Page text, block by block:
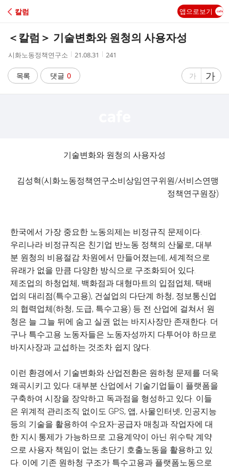
C
칼럼 앱으로보기
＜칼럼＞ 기술변화와 원청의 사용자성
작
자
시화노동정책연구소
작
시
간
21.08.31
조
241
목록 댓글 0
글
가
글
자
가
기술변화와 원청의 사용자성
김성혁(시화노동정책연구소비상임연구위원/서비스연맹
정책연구원장)
한국에서 가장 중요한 노동의제는 비정규직 문제이다.
우리나라 비정규직은 친기업 반노동 정책의 산물로, 대부
분 원청의 비용절감 차원에서 만들어졌는데, 세계적으로
유래가 없을 만큼 다양한 방식으로 구조화되어 있다.
제조업의 하청업체, 백화점과 대형마트의 입점업체, 택배
업의 대리점(특수고용), 건설업의 다단계 하청, 정보통신업
의 협력업체(하청, 도급, 특수고용) 등 전 산업에 걸쳐서 원
청은 늘 그늘 뒤에 숨고 실권 없는 바지사장만 존재한다. 더
구나 특수고용 노동자들은 노동자성까지 다투어야 하므로
바지사장과 교섭하는 것조차 쉽지 않다.
이런 환경에서 기술변화와 산업전환은 원하청 문제를 더욱
왜곡시키고 있다. 대부분 산업에서 기술기업들이 플랫폼을
구축하여 시장을 장악하고 독과점을 형성하고 있다. 이들
은 위계적 관리조직 없이도 GPS, 앱, 사물인터넷, 인공지능
등의 기술을 활용하여 수요자-공급자 매칭과 작업자에 대
한 지시·통제가 가능하므로 고용계약이 아닌 위수탁 계약
으로 사용자 책임이 없는 초단기 호출노동을 활용하고 있
다. 이에 기존 원하청 구조가 특수고용과 플랫폼노동으로